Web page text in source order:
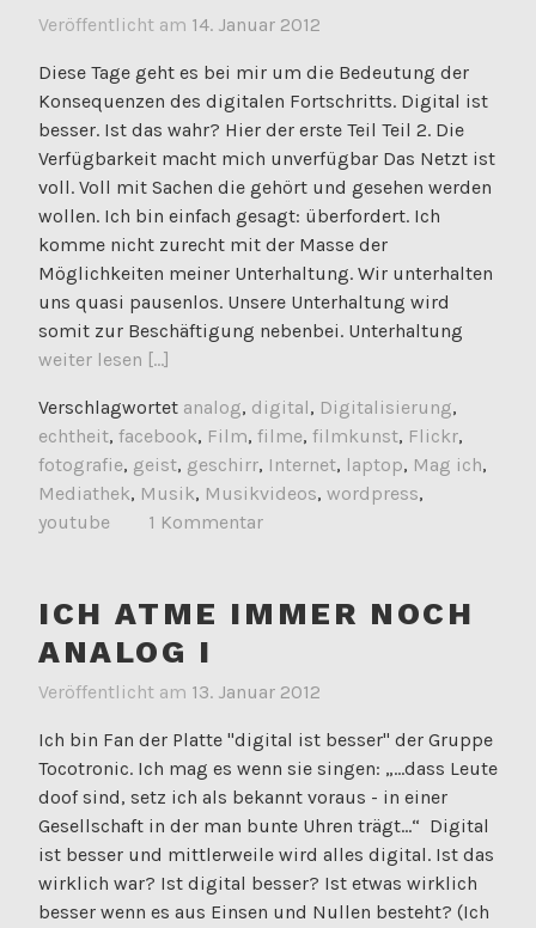
Veröffentlicht am 14. Januar 2012
Diese Tage geht es bei mir um die Bedeutung der
Konsequenzen des digitalen Fortschritts. Digital ist
besser. Ist das wahr? Hier der erste Teil Teil 2. Die
Verfügbarkeit macht mich unverfügbar Das Netzt ist
voll. Voll mit Sachen die gehört und gesehen werden
wollen. Ich bin einfach gesagt: überfordert. Ich
komme nicht zurecht mit der Masse der
Möglichkeiten meiner Unterhaltung. Wir unterhalten
uns quasi pausenlos. Unsere Unterhaltung wird
somit zur Beschäftigung nebenbei. Unterhaltung
weiter lesen [...]
Verschlagwortet analog, digital, Digitalisierung,
echtheit, facebook, Film, filme, filmkunst, Flickr,
fotografie, geist, geschirr, Internet, laptop, Mag ich,
Mediathek, Musik, Musikvideos, wordpress,
youtube
1 Kommentar
ICH ATME IMMER NOCH
ANALOG I
Veröffentlicht am 13. Januar 2012
Ich bin Fan der Platte "digital ist besser" der Gruppe
Tocotronic. Ich mag es wenn sie singen: „...dass Leute
doof sind, setz ich als bekannt voraus - in einer
Gesellschaft in der man bunte Uhren trägt...“ Digital
ist besser und mittlerweile wird alles digital. Ist das
wirklich war? Ist digital besser? Ist etwas wirklich
besser wenn es aus Einsen und Nullen besteht? (Ich